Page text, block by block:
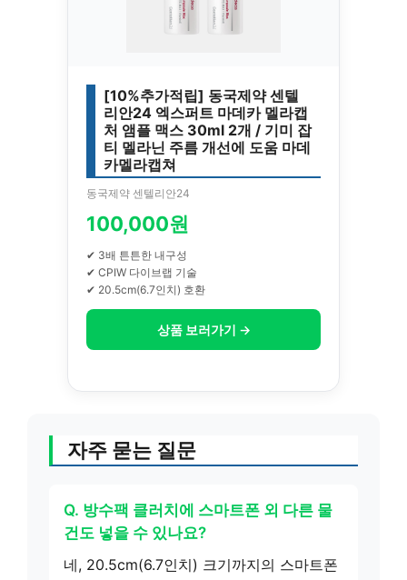
[10%추가적립] 동국제약 센텔
리안24 엑스퍼트 마데카 멜라캡
처 앰플 맥스 30ml 2개 / 기미 잡
티 멜라닌 주름 개선에 도움 마데
카멜라캡쳐
동국제약 센텔리안24
100,000원
✔ 3배 튼튼한 내구성
✔ CPIW 다이브랩 기술
✔ 20.5cm(6.7인치) 호환
상품 보러가기 →
자주 묻는 질문
Q. 방수팩 클러치에 스마트폰 외 다른 물
건도 넣을 수 있나요?
네, 20.5cm(6.7인치) 크기까지의 스마트폰